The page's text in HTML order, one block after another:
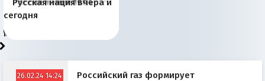
Июньская жара в
Европе и озоновые
дыры
рыбопромысловые
районы Баренцева
моря
отличаются от «Яблока»
тем, что они -
победители
Киевская марионетка
Запада рассказала о
«переобувании» хозяев
В России назрели
перемены: 15 шагов к
суверенной экономике
Миграционный пожар
Европы
Россия начинает
сбрасывать балласт
Анкориджа
Россия зимой 1904
года: первые уступки во
внутренней политике
Русская нация вчера и
сегодня
26.02.24 14:24
Российский газ формирует